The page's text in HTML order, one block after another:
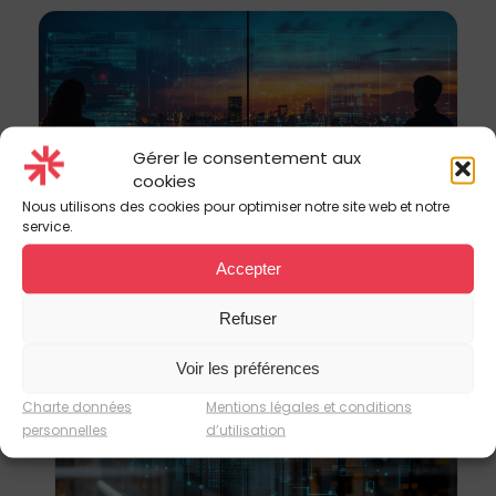
Gérer le consentement aux
cookies
Nous utilisons des cookies pour optimiser notre site web et notre
service.
Accepter
Refuser
Voir les préférences
Charte données
personnelles
Mentions légales et conditions
d’utilisation
Solare IT : un accompagnement
expert pour votre patrimoine